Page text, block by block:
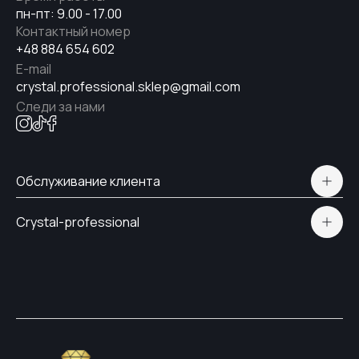
пн-пт: 9.00 - 17.00
+48 884 654 602
Контактный номер
crystal.professional.sklep@gmail.com
E-mail
Следи за нами
Обслуживание клиента
Доставка и оплата
Crystal-professional